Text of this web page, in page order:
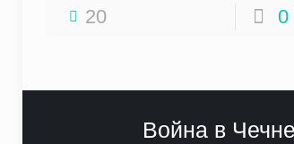
20 0
Война в